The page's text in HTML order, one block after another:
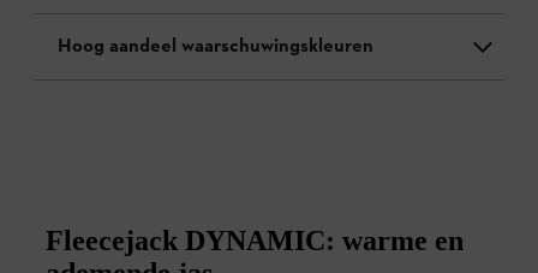
Hoog aandeel waarschuwingskleuren
Fleecejack DYNAMIC: warme en